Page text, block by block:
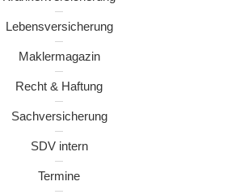
Lebensversicherung
Maklermagazin
Recht & Haftung
Sachversicherung
SDV intern
Termine